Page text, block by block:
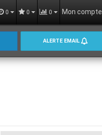
0 0 0 Mon compte
ALERTE EMAIL